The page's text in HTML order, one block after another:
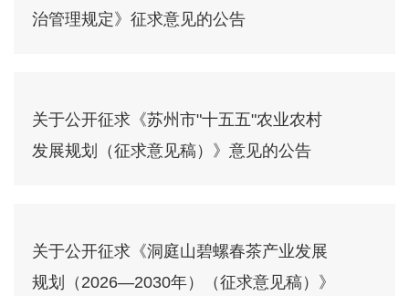
治管理规定》征求意见的公告
关于公开征求《苏州市"十五五"农业农村
发展规划（征求意见稿）》意见的公告
关于公开征求《洞庭山碧螺春茶产业发展
规划（2026—2030年）（征求意见稿）》